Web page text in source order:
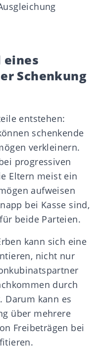
eines
Schenkung
entstehen:
schenkende
verkleinern.
progressiven
Eltern meist ein
aufweisen
bei Kasse sind,
beide Parteien.
kann sich eine
nicht nur
durch
Darum kann es
über mehrere
Freibeträgen bei